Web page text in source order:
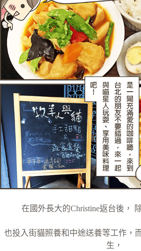
在國外長大的Christine返台後，
也投入街貓照養和中途送養等工作，
生，